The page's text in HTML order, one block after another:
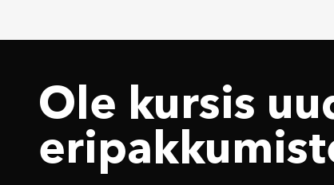
Ole kursis